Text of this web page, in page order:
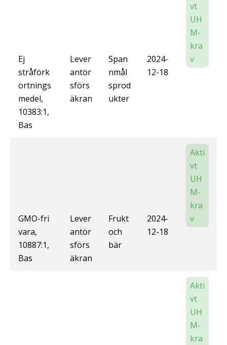
Ej
stråförk
ortnings
medel,
10383:1,
Bas
Lever
antör
sförs
äkran
Span
nmål
sprod
ukter
2024-
12-18
vt
UH
M-
kra
v
GMO-fri
vara,
10887:1,
Bas
Lever
antör
sförs
äkran
Frukt
och
bär
2024-
12-18
Akti
vt
UH
M-
kra
v
Akti
vt
UH
M-
kra